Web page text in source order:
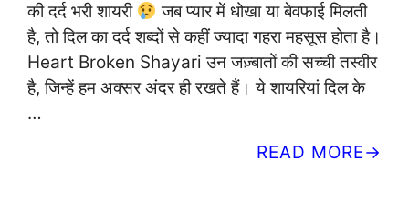
की दर्द भरी शायरी
जब प्यार में धोखा या बेवफाई मिलती
है, तो दिल का दर्द शब्दों से कहीं ज्यादा गहरा महसूस होता है।
Heart Broken Shayari उन जज़्बातों की सच्ची तस्वीर
है, जिन्हें हम अक्सर अंदर ही रखते हैं। ये शायरियां दिल के
…
READ MORE